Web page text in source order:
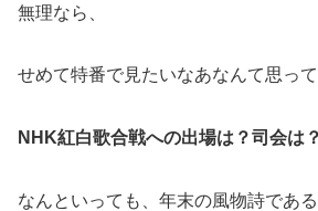
無理なら、
せめて特番で見たいなあなんて思って
NHK紅白歌合戦への出場は？司会は？
なんといっても、年末の風物詩であ